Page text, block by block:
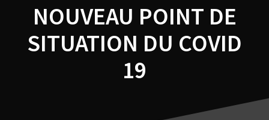
NOUVEAU POINT DE
SITUATION DU COVID
19